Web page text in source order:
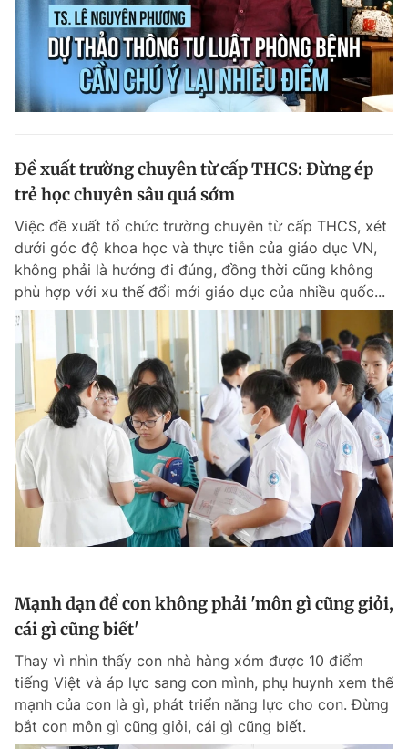
Đề xuất trường chuyên từ cấp THCS: Đừng ép
trẻ học chuyên sâu quá sớm
Việc đề xuất tổ chức trường chuyên từ cấp THCS, xét
dưới góc độ khoa học và thực tiễn của giáo dục VN,
không phải là hướng đi đúng, đồng thời cũng không
phù hợp với xu thế đổi mới giáo dục của nhiều quốc...
Mạnh dạn để con không phải 'môn gì cũng giỏi,
cái gì cũng biết'
Thay vì nhìn thấy con nhà hàng xóm được 10 điểm
tiếng Việt và áp lực sang con mình, phụ huynh xem thế
mạnh của con là gì, phát triển năng lực cho con. Đừng
bắt con môn gì cũng giỏi, cái gì cũng biết.